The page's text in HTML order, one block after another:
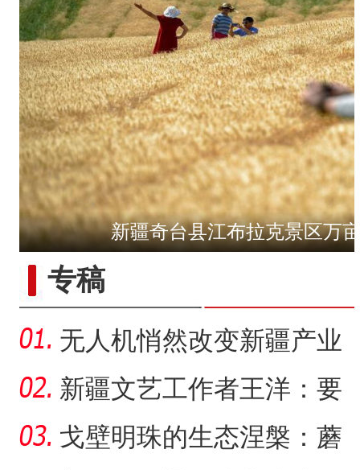
新疆奇台县江布拉克景区万
专稿
无人机悄然改变新疆产业
生产方式
新疆文艺工作者王洋：要
把美好的家乡唱给更多人
戈壁明珠的生态涅槃：蘑